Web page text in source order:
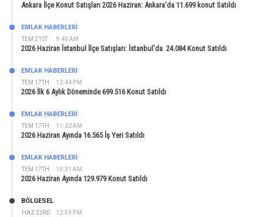
Ankara İlçe Konut Satışları 2026 Haziran: Ankara’da 11.699 konut Satıldı
TEM 21ST 9:40 AM
EMLAK HABERLERI
2026 Haziran İstanbul İlçe Satışları: İstanbul’da 24.084 Konut Satıldı
TEM 17TH 12:44 PM
EMLAK HABERLERI
2026 İlk 6 Aylık Döneminde 699.516 Konut Satıldı
TEM 17TH 11:22 AM
EMLAK HABERLERI
2026 Haziran Ayında 16.565 İş Yeri Satıldı
TEM 17TH 10:31 AM
EMLAK HABERLERI
2026 Haziran Ayında 129.979 Konut Satıldı
HAZ 23RD 12:59 PM
BÖLGESEL